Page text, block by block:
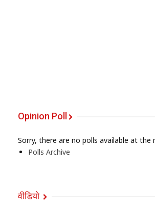
Opinion Poll
Sorry, there are no polls available at the
Polls Archive
वीडियो